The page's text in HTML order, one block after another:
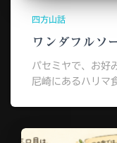
四方山話
ワンダフルソ
パセミヤで、お好
尼崎にあるハリマ